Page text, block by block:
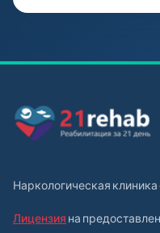
Наркологическая
Лицензия на